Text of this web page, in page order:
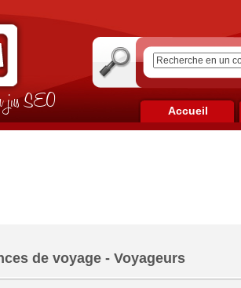
jus SEO Accueil
de voyage - Voyageurs